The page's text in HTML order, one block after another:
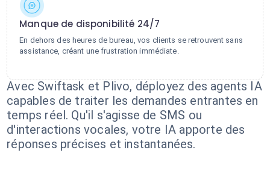
Manque de disponibilité 24/7
En dehors des heures de bureau, vos clients se retrouvent sans
assistance, créant une frustration immédiate.
Avec Swiftask et Plivo, déployez des agents IA
capables de traiter les demandes entrantes en
temps réel. Qu'il s'agisse de SMS ou
d'interactions vocales, votre IA apporte des
réponses précises et instantanées.